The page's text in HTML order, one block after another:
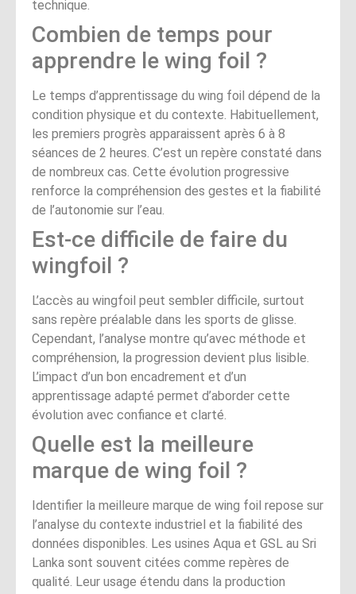
technique.
Combien de temps pour
apprendre le wing foil ?
Le temps d’apprentissage du wing foil dépend de la
condition physique et du contexte. Habituellement,
les premiers progrès apparaissent après 6 à 8
séances de 2 heures. C’est un repère constaté dans
de nombreux cas. Cette évolution progressive
renforce la compréhension des gestes et la fiabilité
de l’autonomie sur l’eau.
Est-ce difficile de faire du
wingfoil ?
L’accès au wingfoil peut sembler difficile, surtout
sans repère préalable dans les sports de glisse.
Cependant, l’analyse montre qu’avec méthode et
compréhension, la progression devient plus lisible.
L’impact d’un bon encadrement et d’un
apprentissage adapté permet d’aborder cette
évolution avec confiance et clarté.
Quelle est la meilleure
marque de wing foil ?
Identifier la meilleure marque de wing foil repose sur
l’analyse du contexte industriel et la fiabilité des
données disponibles. Les usines Aqua et GSL au Sri
Lanka sont souvent citées comme repères de
qualité. Leur usage étendu dans la production